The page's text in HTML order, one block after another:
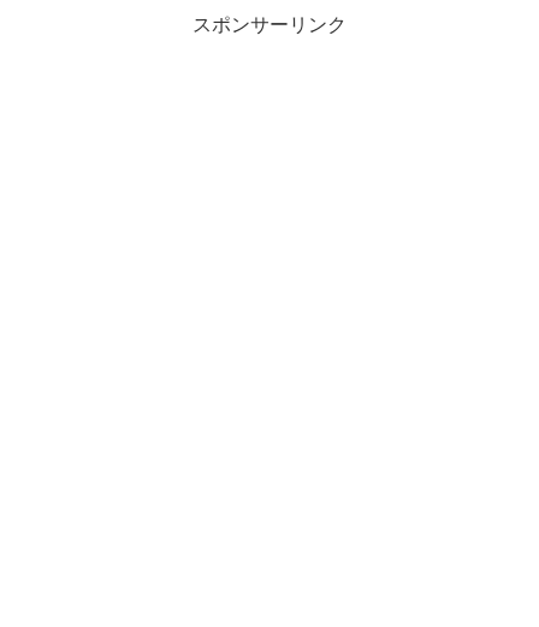
スポンサーリンク